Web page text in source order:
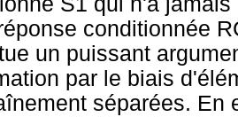
conditionnée
un puissant
par le biais
séparées. En